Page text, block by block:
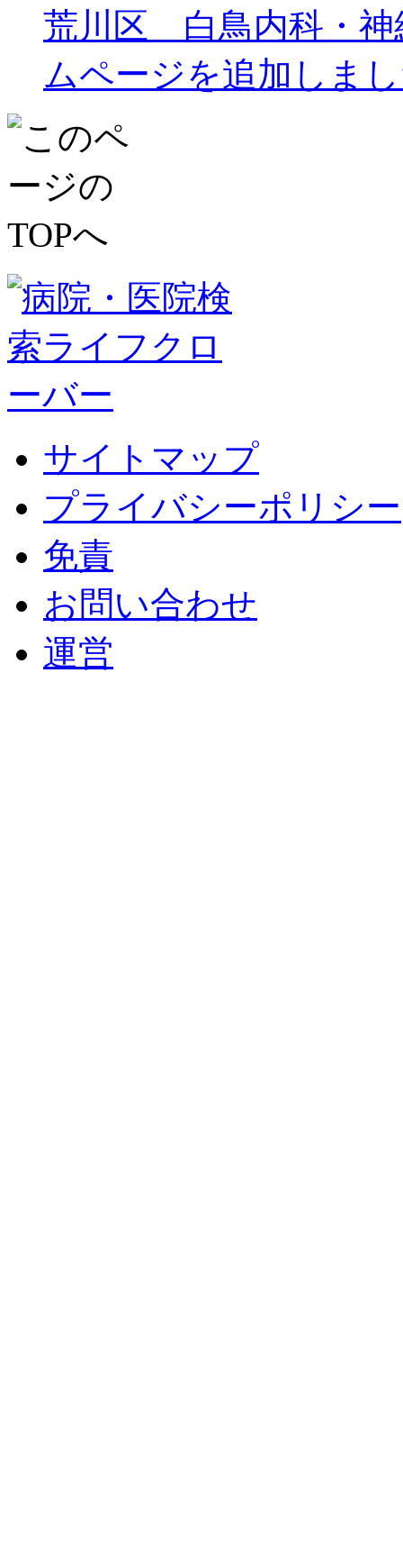
荒川区 白鳥内科・神
ムページを追加しま
サイトマップ
プライバシーポリシー
免責
お問い合わせ
運営